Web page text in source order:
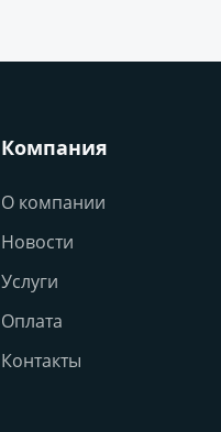
Компания
О компании
Новости
Услуги
Оплата
Контакты